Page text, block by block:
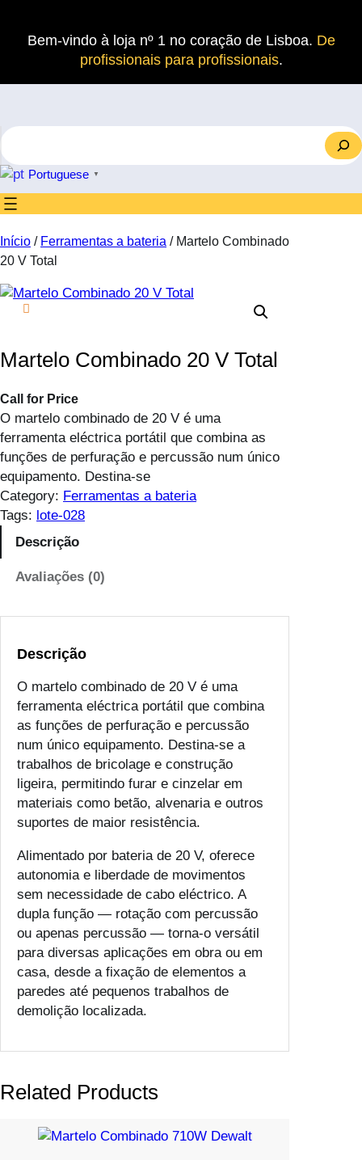
Bem-vindo à loja nº 1 no coração de Lisboa. De
profissionais para profissionais.
S
e
a
r
c
Portuguese ▼
Início / Ferramentas a bateria / Martelo Combinado
20 V Total
Martelo Combinado 20 V Total
Call for Price
O martelo combinado de 20 V é uma
ferramenta eléctrica portátil que combina as
funções de perfuração e percussão num único
equipamento. Destina-se
Category: Ferramentas a bateria
Tags: lote-028
Descrição
Avaliações (0)
Descrição
O martelo combinado de 20 V é uma
ferramenta eléctrica portátil que combina
as funções de perfuração e percussão
num único equipamento. Destina-se a
trabalhos de bricolage e construção
ligeira, permitindo furar e cinzelar em
materiais como betão, alvenaria e outros
suportes de maior resistência.
Alimentado por bateria de 20 V, oferece
autonomia e liberdade de movimentos
sem necessidade de cabo eléctrico. A
dupla função — rotação com percussão
ou apenas percussão — torna-o versátil
para diversas aplicações em obra ou em
casa, desde a fixação de elementos a
paredes até pequenos trabalhos de
demolição localizada.
Related Products